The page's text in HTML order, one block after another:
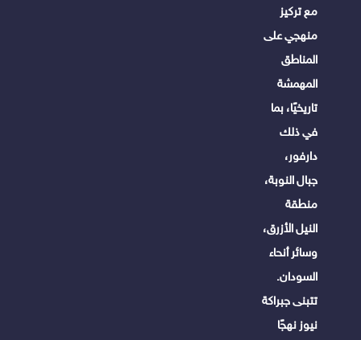
مع تركيز
منهجي على
المناطق
المهمشة
تاريخيًا، بما
في ذلك
دارفور،
جبال النوبة،
منطقة
النيل الأزرق،
وسائر أنحاء
السودان.
تتبنى جبراكة
نيوز نهجًا